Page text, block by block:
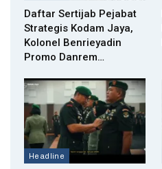
Daftar Sertijab Pejabat
Strategis Kodam Jaya,
Kolonel Benrieyadin
Promo Danrem…
Headline